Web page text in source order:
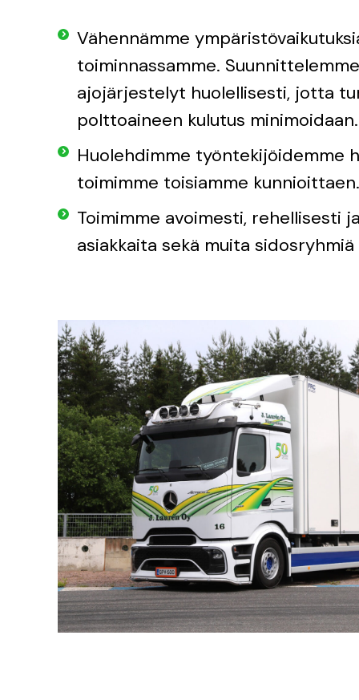
Vähennämme
toiminnassamme.
ajojärjestelyt huolellisesti, jotta
polttoaineen kulutus minimoidaan.
Huolehdimme työntekijöidemme
toimimme toisiamme kunnioittaen.
Toimimme avoimesti, rehellisesti
asiakkaita sekä muita